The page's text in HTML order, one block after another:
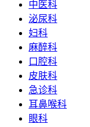
中医科
泌尿科
妇科
麻醉科
口腔科
皮肤科
急诊科
耳鼻喉科
眼科